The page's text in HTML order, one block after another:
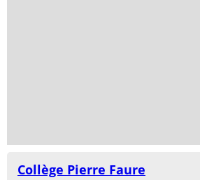
Collège Pierre Faure